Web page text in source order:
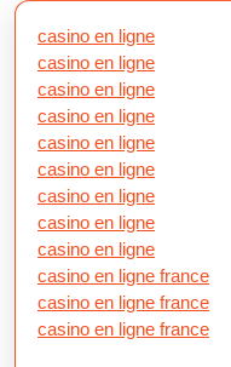
casino en ligne
casino en ligne
casino en ligne
casino en ligne
casino en ligne
casino en ligne
casino en ligne
casino en ligne
casino en ligne
casino en ligne france
casino en ligne france
casino en ligne france